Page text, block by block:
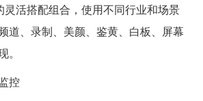
活搭配组合，使用不同行业和场景
道、录制、美颜、鉴黄、白板、屏幕
控